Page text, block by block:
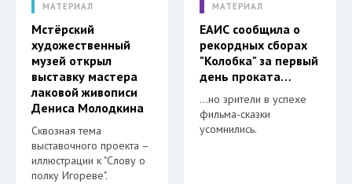
МАТЕРИАЛ
Мстёрский
художественный
музей открыл
выставку мастера
лаковой живописи
Дениса Молодкина
Сквозная тема
выставочного проекта –
иллюстрации к "Слову о
полку Игореве".
МАТЕРИАЛ
ЕАИС сообщила о
рекордных сборах
"Колобка" за первый
день проката…
…но зрители в успехе
фильма-сказки
усомнились.